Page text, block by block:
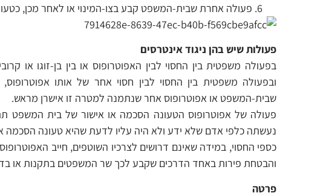
פעולה אחרת שבית-המשפט קבע בצו-המינוי או לאחר מכן,
פעולות שיש בהן ניגוד אינטרסים
בפעולה משפטית בין החסוי לבין האפוטרופוס או בין בן-זוגו או
ובפעולה משפטית בין החסוי לבין חסוי אחר של אותו
שבית-המשפט או אפוטרופוס אחר שנתמנה למטרה זו אישרן מראש.
פעולה של אפוטרופוס הטעונה הסכמה או אישור של בית המשפט
נעשתה כלפי אדם שלא ידע ולא היה עליו לדעת שהיא טעונה הסכמה
כספי החסוי, במידה שאינם דרושים לצרכיו השוטפים, חייב
והבטחת פירות באחד הדרכים שקבע לכך שר המשפטים בתקנות או
פרטה